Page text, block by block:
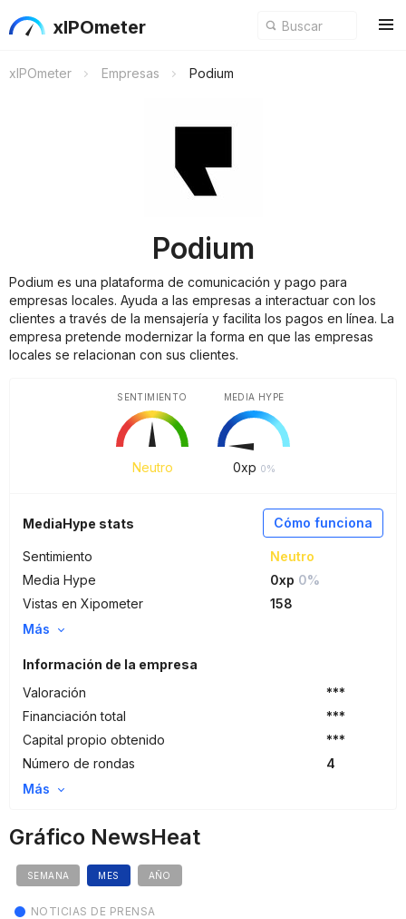
xIPOmeter
xIPOmeter Empresas Podium
Podium
Podium es una plataforma de comunicación y pago para
empresas locales. Ayuda a las empresas a interactuar con los
clientes a través de la mensajería y facilita los pagos en línea. La
empresa pretende modernizar la forma en que las empresas
locales se relacionan con sus clientes.
Neutro
SENTIMIENTO
0xp 0%
MEDIA HYPE
Cómo funciona
MediaHype stats
Sentimiento
Neutro
Media Hype
0xp 0%
Vistas en Xipometer
158
Más
Información de la empresa
Valoración
***
Financiación total
***
Capital propio obtenido
***
Número de rondas
4
Más
Gráfico NewsHeat
SEMANA MES AÑO
NOTICIAS DE PRENSA